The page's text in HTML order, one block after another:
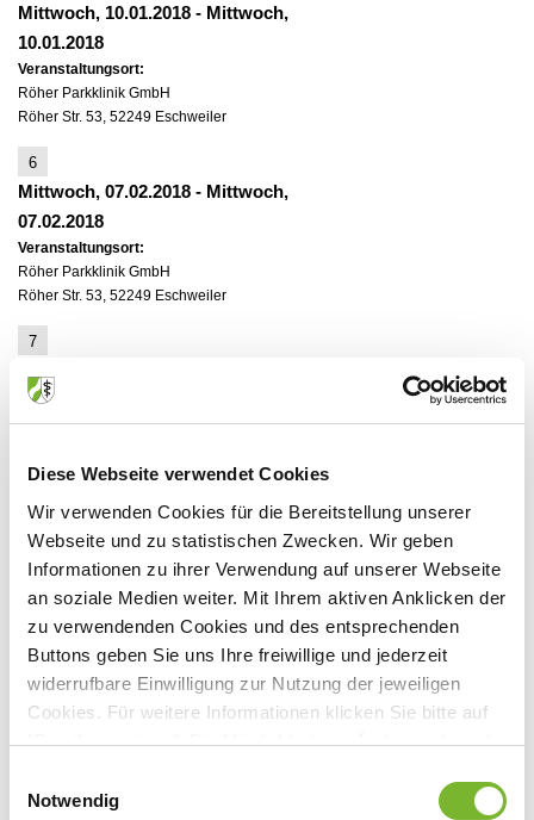
Diese Webseite verwendet Cookies
Wir verwenden Cookies für die Bereitstellung unserer
Webseite und zu statistischen Zwecken. Wir geben
Informationen zu ihrer Verwendung auf unserer Webseite
an soziale Medien weiter. Mit Ihrem aktiven Anklicken der
zu verwendenden Cookies und des entsprechenden
Buttons geben Sie uns Ihre freiwillige und jederzeit
widerrufbare Einwilligung zur Nutzung der jeweiligen
Cookies. Für weitere Informationen klicken Sie bitte auf
"Details anzeigen". Die Möglichkeit zur Änderung besteht
Datenschutzerklärung
Notwendig
Mittwoch, 10.01.2018 - Mittwoch,
10.01.2018
Veranstaltungsort:
Röher Parkklinik GmbH
Röher Str. 53, 52249 Eschweiler
6
Mittwoch, 07.02.2018 - Mittwoch,
07.02.2018
Veranstaltungsort:
Röher Parkklinik GmbH
Röher Str. 53, 52249 Eschweiler
7
07.03.2018
Veranstaltungsort:
Röher Str. 53, 52249 Eschweiler
8
Mittwoch, 21.03.2018-Mittwoch,
21.03.2018
Veranstaltungsort:
Röher Parkklinik GmbH
Röher Str. 53, 52249 Eschweiler
Röher Parkklinik GmbH